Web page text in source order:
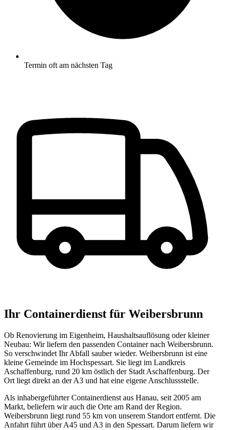
Termin oft am nächsten Tag
Ihr Containerdienst für Weibersbrunn
Ob Renovierung im Eigenheim, Haushaltsauflösung oder kleiner
Neubau: Wir liefern den passenden Container nach Weibersbrunn.
So verschwindet Ihr Abfall sauber wieder. Weibersbrunn ist eine
kleine Gemeinde im Hochspessart. Sie liegt im Landkreis
Aschaffenburg, rund 20 km östlich der Stadt Aschaffenburg. Der
Ort liegt direkt an der A3 und hat eine eigene Anschlussstelle.
Als inhabergeführter Containerdienst aus Hanau, seit 2005 am
Markt, beliefern wir auch die Orte am Rand der Region.
Weibersbrunn liegt rund 55 km von unserem Standort entfernt. Die
Anfahrt führt über A45 und A3 in den Spessart. Darum liefern wir